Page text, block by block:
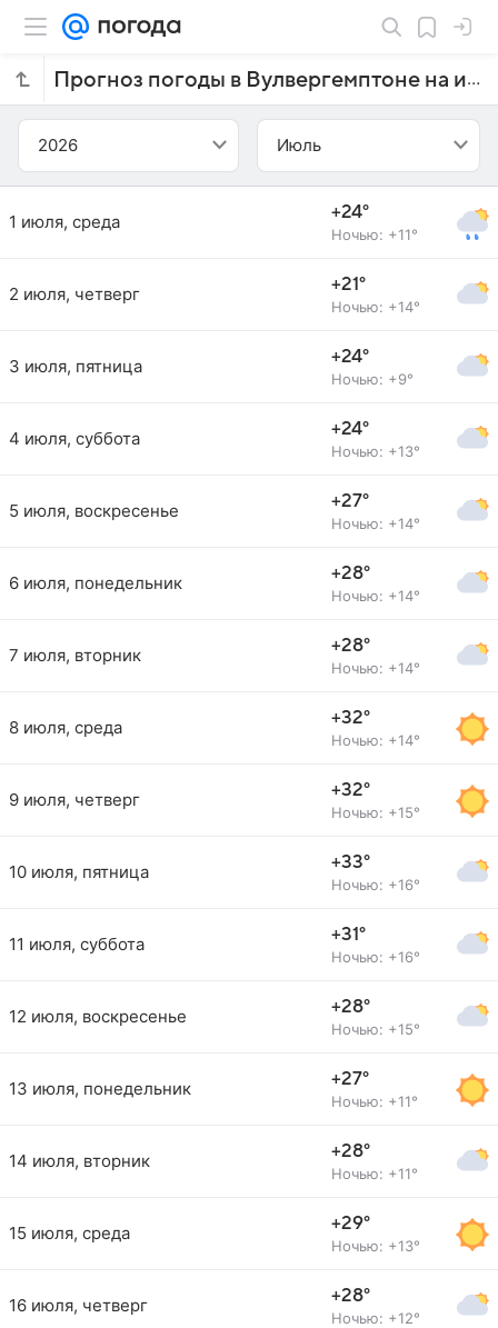
Прогноз погоды в Вулвергемптоне на июль 2026 года
2026 Июль
1 июля, среда +24°
Ночью: +11°
2 июля, четверг +21°
Ночью: +14°
3 июля, пятница +24°
Ночью: +9°
4 июля, суббота +24°
Ночью: +13°
5 июля, воскресенье +27°
Ночью: +14°
6 июля, понедельник +28°
Ночью: +14°
7 июля, вторник +28°
Ночью: +14°
8 июля, среда +32°
Ночью: +14°
9 июля, четверг +32°
Ночью: +15°
10 июля, пятница +33°
Ночью: +16°
11 июля, суббота +31°
Ночью: +16°
12 июля, воскресенье +28°
Ночью: +15°
13 июля, понедельник +27°
Ночью: +11°
14 июля, вторник +28°
Ночью: +11°
15 июля, среда +29°
Ночью: +13°
16 июля, четверг +28°
Ночью: +12°